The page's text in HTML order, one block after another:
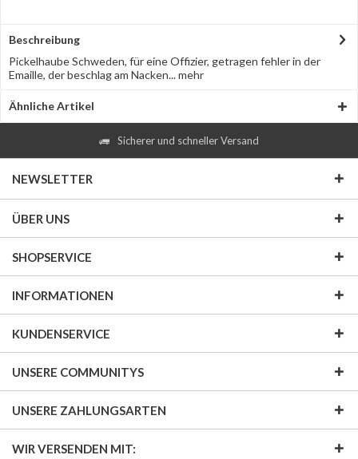
Beschreibung
Pickelhaube Schweden, für eine Offizier, getragen fehler in der
Emaille, der beschlag am Nacken...mehr
Ähnliche Artikel
Sicherer und schneller Versand
NEWSLETTER
ÜBER UNS
SHOPSERVICE
INFORMATIONEN
KUNDENSERVICE
UNSERE COMMUNITYS
UNSERE ZAHLUNGSARTEN
WIR VERSENDEN MIT: